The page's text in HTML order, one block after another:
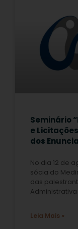
Seminário
e
dos
No dia 12 de
sócia do
das
Leia Mais »